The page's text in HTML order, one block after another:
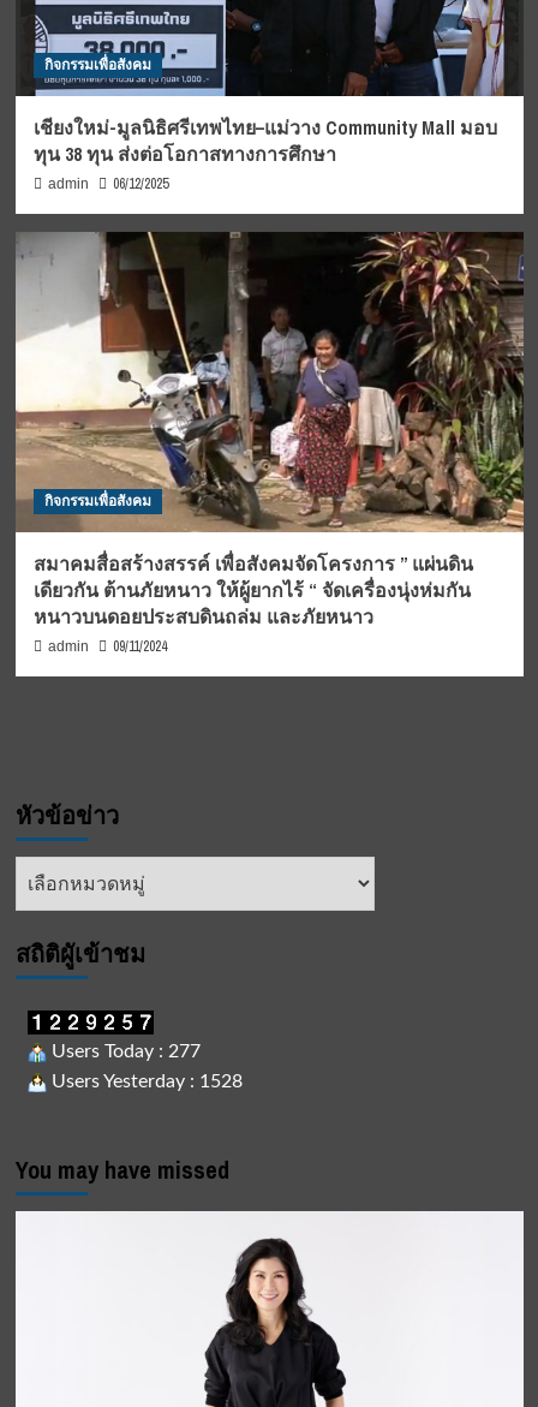
กิจกรรมเพื่อสังคม
เชียงใหม่-มูลนิธิศรีเทพไทย–แม่วาง Community Mall มอบ
ทุน 38 ทุน ส่งต่อโอกาสทางการศึกษา
admin 06/12/2025
กิจกรรมเพื่อสังคม
สมาคมสื่อสร้างสรรค์ เพื่อสังคมจัดโครงการ ” แผ่นดิน
เดียวกัน ต้านภัยหนาว ให้ผู้ยากไร้ “ จัดเครื่องนุ่งห่มกัน
หนาวบนดอยประสบดินถล่ม และภัยหนาว
admin 09/11/2024
หัวข้อข่าว
หัวข้อ
สถิติผูัเข้าชม
Users Today : 277
Users Yesterday : 1528
You may have missed